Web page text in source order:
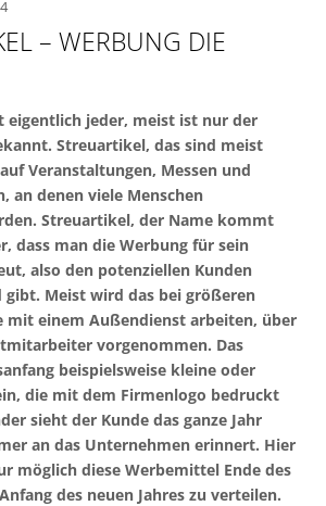
– WERBUNG DIE
eigentlich jeder, meist ist nur der
Streuartikel, das sind meist
Veranstaltungen, Messen und
an denen viele Menschen
Streuartikel, der Name kommt
dass man die Werbung für sein
also den potenziellen Kunden
Meist wird das bei größeren
mit einem Außendienst arbeiten, über
vorgenommen. Das
beispielsweise kleine oder
die mit dem Firmenlogo bedruckt
sieht der Kunde das ganze Jahr
an das Unternehmen erinnert. Hier
möglich diese Werbemittel Ende des
des neuen Jahres zu verteilen.